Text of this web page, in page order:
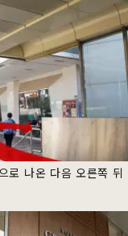
로 나온 다음 오른쪽 뒤